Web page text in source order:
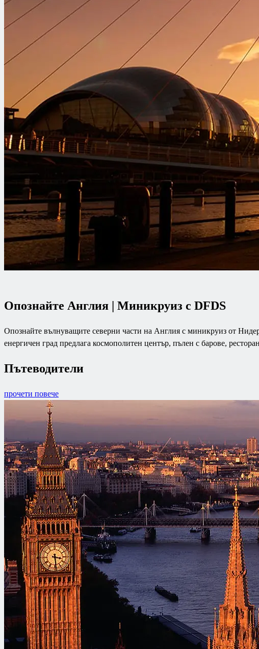
Опознайте Англия | Миникруиз с DFDS
Опознайте вълнуващите северни части на Англия с миникруиз от
енергичен град предлага космополитен център, пълен с барове,
Пътеводители
прочети повече